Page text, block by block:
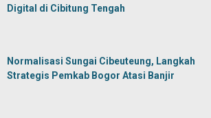
Digital di Cibitung Tengah
Normalisasi Sungai Cibeuteung, Langkah
Strategis Pemkab Bogor Atasi Banjir